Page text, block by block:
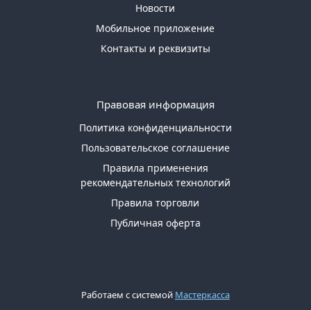
Новости
Мобильное приложение
Контакты и реквизиты
Правовая информация
Политика конфиденциальности
Пользовательское соглашение
Правила применения
рекомендательных технологий
Правила торговли
Публичная оферта
Работаем с системой Мастеркасса